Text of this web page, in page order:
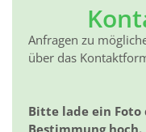
Anfragen zu
über das
Bitte lade ein Foto
Bestimmung hoch.